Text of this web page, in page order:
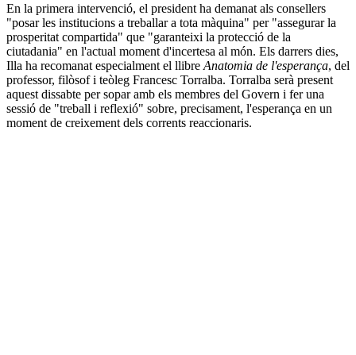
En la primera intervenció, el president ha demanat als consellers
"posar les institucions a treballar a tota màquina" per "assegurar la
prosperitat compartida" que "garanteixi la protecció de la
ciutadania" en l'actual moment d'incertesa al món. Els darrers dies,
Illa ha recomanat especialment el llibre Anatomia de l'esperança, del
professor, filòsof i teòleg Francesc Torralba. Torralba serà present
aquest dissabte per sopar amb els membres del Govern i fer una
sessió de "treball i reflexió" sobre, precisament, l'esperança en un
moment de creixement dels corrents reaccionaris.